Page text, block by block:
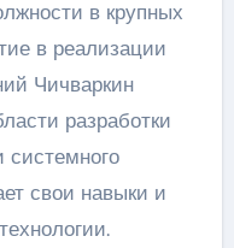
в крупных
в реализации
Чичваркин
разработки
системного
свои навыки и